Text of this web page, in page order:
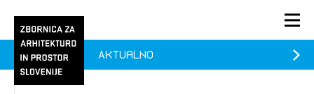
PRIJAVA
Aktualno